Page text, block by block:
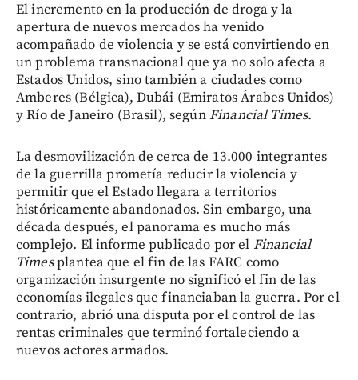
El incremento en la producción de droga y la
apertura de nuevos mercados ha venido
acompañado de violencia y se está convirtiendo en
un problema transnacional que ya no solo afecta a
Estados Unidos, sino también a ciudades como
Amberes (Bélgica), Dubái (Emiratos Árabes Unidos)
y Río de Janeiro (Brasil), segúnFinancial Times.
La desmovilización de cerca de 13.000 integrantes
de la guerrilla prometía reducir la violencia y
permitir que el Estado llegara a territorios
históricamente abandonados. Sin embargo, una
década después, el panorama es mucho más
complejo. El informe publicado por el Financial
Timesplantea que el fin de las FARC como
organización insurgente no significó el fin de las
economías ilegales que financiaban la guerra. Por el
contrario, abrió una disputa por el control de las
rentas criminales que terminó fortaleciendo a
nuevos actores armados.